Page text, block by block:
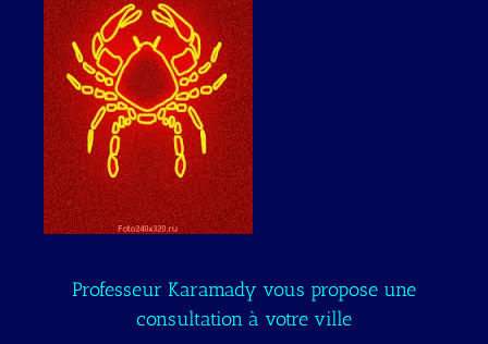
Professeur Karamady vous propose une
consultation à votre ville